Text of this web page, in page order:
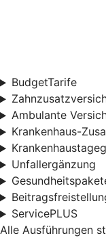
BudgetTarife
Ambulante
Krankenhaus-
Unfallergänzung
ServicePLUS
Alle Ausführungen